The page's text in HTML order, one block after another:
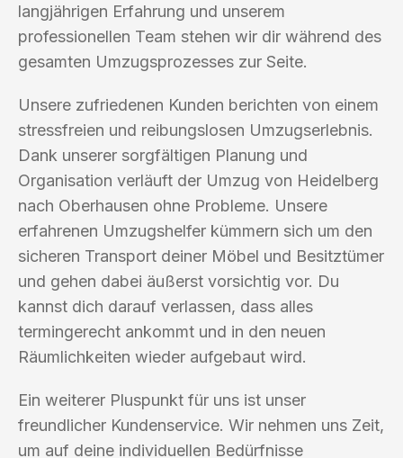
langjährigen Erfahrung und unserem
professionellen Team stehen wir dir während des
gesamten Umzugsprozesses zur Seite.
Unsere zufriedenen Kunden berichten von einem
stressfreien und reibungslosen Umzugserlebnis.
Dank unserer sorgfältigen Planung und
Organisation verläuft der Umzug von Heidelberg
nach Oberhausen ohne Probleme. Unsere
erfahrenen Umzugshelfer kümmern sich um den
sicheren Transport deiner Möbel und Besitztümer
und gehen dabei äußerst vorsichtig vor. Du
kannst dich darauf verlassen, dass alles
termingerecht ankommt und in den neuen
Räumlichkeiten wieder aufgebaut wird.
Ein weiterer Pluspunkt für uns ist unser
freundlicher Kundenservice. Wir nehmen uns Zeit,
um auf deine individuellen Bedürfnisse